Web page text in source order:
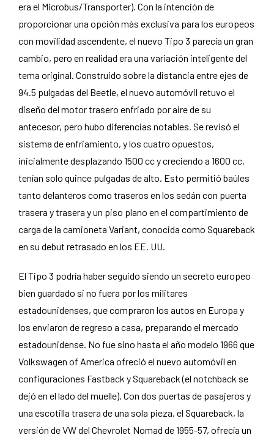
era el Microbus/Transporter). Con la intención de
proporcionar una opción más exclusiva para los europeos
con movilidad ascendente, el nuevo Tipo 3 parecía un gran
cambio, pero en realidad era una variación inteligente del
tema original. Construido sobre la distancia entre ejes de
94.5 pulgadas del Beetle, el nuevo automóvil retuvo el
diseño del motor trasero enfriado por aire de su
antecesor, pero hubo diferencias notables. Se revisó el
sistema de enfriamiento, y los cuatro opuestos,
inicialmente desplazando 1500 cc y creciendo a 1600 cc,
tenían solo quince pulgadas de alto. Esto permitió baúles
tanto delanteros como traseros en los sedán con puerta
trasera y trasera y un piso plano en el compartimiento de
carga de la camioneta Variant, conocida como Squareback
en su debut retrasado en los EE. UU.
El Tipo 3 podría haber seguido siendo un secreto europeo
bien guardado si no fuera por los militares
estadounidenses, que compraron los autos en Europa y
los enviaron de regreso a casa, preparando el mercado
estadounidense. No fue sino hasta el año modelo 1966 que
Volkswagen of America ofreció el nuevo automóvil en
configuraciones Fastback y Squareback (el notchback se
dejó en el lado del muelle). Con dos puertas de pasajeros y
una escotilla trasera de una sola pieza, el Squareback, la
versión de VW del Chevrolet Nomad de 1955-57, ofrecía un